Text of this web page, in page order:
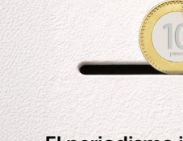
Al tomar la palabra,Omar
sobrevivió al ataque
pasado,dio a conocer
los familiares.